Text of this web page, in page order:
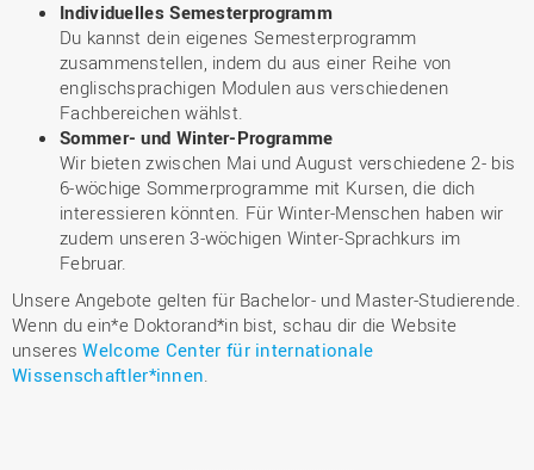
Individuelles Semesterprogramm
Du kannst dein eigenes Semesterprogramm
zusammenstellen, indem du aus einer Reihe von
englischsprachigen Modulen aus verschiedenen
Fachbereichen wählst.
Sommer- und Winter-Programme
Wir bieten zwischen Mai und August verschiedene 2- bis
6-wöchige Sommerprogramme mit Kursen, die dich
interessieren könnten. Für Winter-Menschen haben wir
zudem unseren 3-wöchigen Winter-Sprachkurs im
Februar.
Unsere Angebote gelten für Bachelor- und Master-Studierende.
Wenn du ein*e Doktorand*in bist, schau dir die Website
unseresWelcome Center für internationale
Wissenschaftler*innen